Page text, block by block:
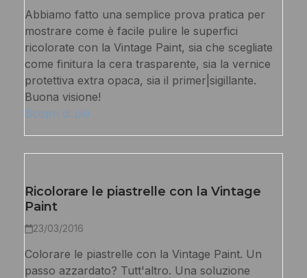
Abbiamo fatto una semplice prova pratica per
mostrare come è facile pulire le superfici
ricolorate con la Vintage Paint, sia che scegliate
come finitura la cera trasparente, sia la vernice
protettiva extra opaca, sia il primer|sigillante.
Buona visione!
Scopri di più
Ricolorare le piastrelle con la Vintage
Paint
23/03/2016
Colorare le piastrelle con la Vintage Paint. Un
passo azzardato? Tutt'altro. Una soluzione